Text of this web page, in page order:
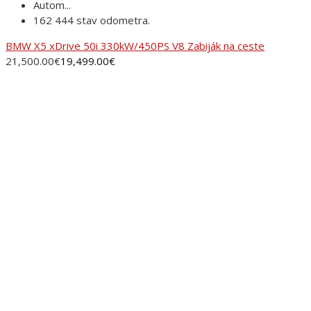
Autom...
162 444 stav odometra.
BMW X5 xDrive 50i 330kW/450PS V8 Zabiják na ceste
21,500.00€19,499.00€